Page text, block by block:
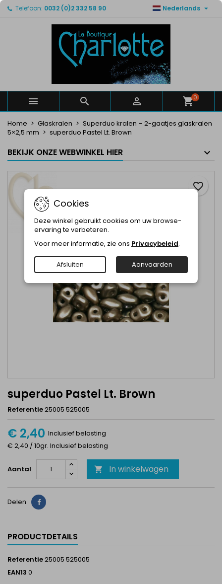
Telefoon: 0032 (0)2 332 58 90 Nederlands 
   0
Home Glaskralen
Superduo kralen – 2-gaatjes glaskralen
5×2,5 mm
superduo Pastel Lt. Brown
BEKIJK ONZE WEBWINKEL HIER
superduo Pastel Lt. Brown
Referentie25005 525005
€ 2,40 Inclusief belasting
€ 2,40 / 10gr. Inclusief belasting
Aantal  In winkelwagen
favorite_border
Delen Delen
PRODUCTDETAILS
Referentie25005 525005
EAN13 0
Mijn verlanglijsten ×
Maak een lijst
Maak een verlanglijst ×
Verlanglijst naam
Annuleren Maak een verlanglijst
Inloggen ×
U moet ingelogd zijn om producten in uw verlanglijst
Annuleren Inloggen
Cookies
Deze winkel gebruikt cookies om uw browse-
ervaring te verbeteren.
Voor meer informatie, zie ons Privacybeleid.
Afsluiten Aanvaarden